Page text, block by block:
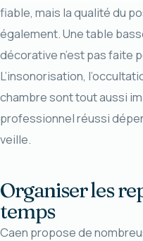
fiable, mais la qualité du
également. Une table
décorative n’est pas faite
L’insonorisation,
chambre sont tout aussi
professionnel réussi
veille.
Organiser les
temps
Caen propose de